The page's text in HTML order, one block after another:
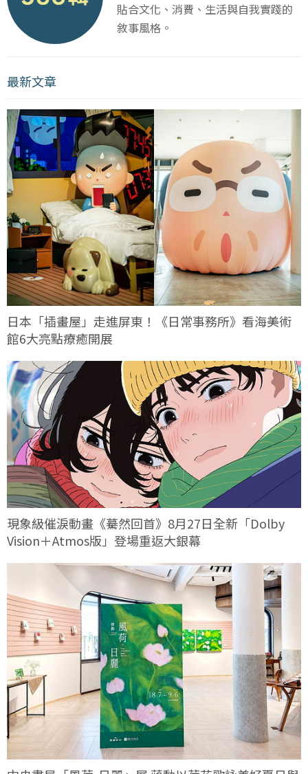
貼合文化、消費、生活與自我實踐的
敘事風格。
最新文章
日本「插畫屋」走進屏東！《日常事務所》看海美術
館6大亮點療癒開展
現象級催淚動畫《驀然回首》8月27日全新「Dolby
Vision＋Atmos版」登場重返大銀幕